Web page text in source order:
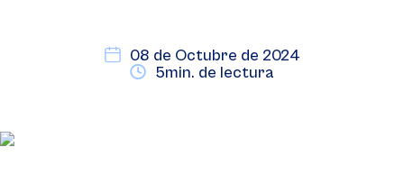
08 de Octubre de 2024
5min. de lectura